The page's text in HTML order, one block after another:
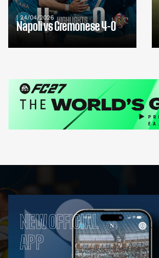
| 24/04/2026
Napoli vs Cremonese 4-0
NEW OFFICIAL
APP